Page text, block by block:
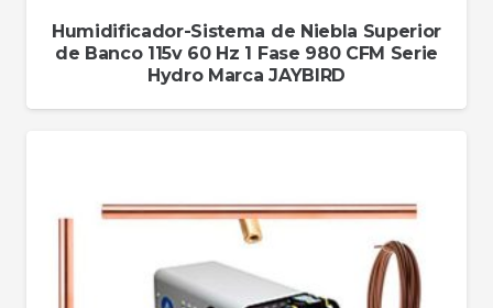
Humidificador-Sistema de Niebla Superior
de Banco 115v 60 Hz 1 Fase 980 CFM Serie
Hydro Marca JAYBIRD